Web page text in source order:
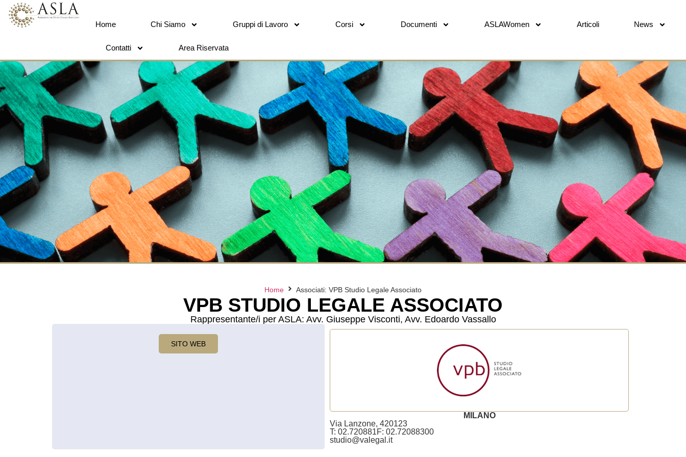
Home Chi Siamo Gruppi di Lavoro Corsi Documenti ASLAWomen Articoli News
Contatti Area Riservata
Home Associati: VPB Studio Legale Associato
VPB STUDIO LEGALE ASSOCIATO
Rappresentante/i per ASLA: Avv. Giuseppe Visconti, Avv. Edoardo Vassallo
SITO WEB
MILANO
Via Lanzone, 420123
T: 02.720881F: 02.72088300
studio@valegal.it